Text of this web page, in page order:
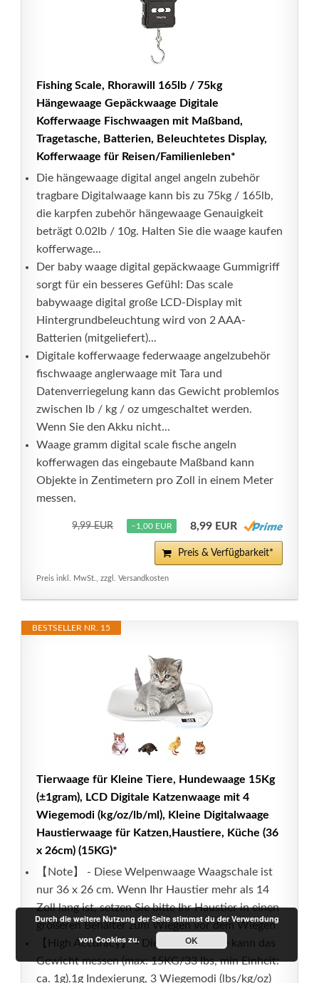
Fishing Scale, Rhorawill 165lb / 75kg
Hängewaage Gepäckwaage Digitale
Kofferwaage Fischwaagen mit Maßband,
Tragetasche, Batterien, Beleuchtetes Display,
Kofferwaage für Reisen/Familienleben*
Die hängewaage digital angel angeln zubehör
tragbare Digitalwaage kann bis zu 75kg / 165lb,
die karpfen zubehör hängewaage Genauigkeit
beträgt 0.02lb / 10g. Halten Sie die waage kaufen
kofferwage...
Der baby waage digital gepäckwaage Gummigriff
sorgt für ein besseres Gefühl: Das scale
babywaage digital große LCD-Display mit
Hintergrundbeleuchtung wird von 2 AAA-
Batterien (mitgeliefert)...
Digitale kofferwaage federwaage angelzubehör
fischwaage anglerwaage mit Tara und
Datenverriegelung kann das Gewicht problemlos
zwischen lb / kg / oz umgeschaltet werden.
Wenn Sie den Akku nicht...
Waage gramm digital scale fische angeln
kofferwagen das eingebaute Maßband kann
Objekte in Zentimetern pro Zoll in einem Meter
messen.
9,99 EUR −1,00 EUR 8,99 EUR
Preis & Verfügbarkeit*
Preis inkl. MwSt., zzgl. Versandkosten
BESTSELLER NR. 15
Tierwaage für Kleine Tiere, Hundewaage 15Kg
(±1gram), LCD Digitale Katzenwaage mit 4
Wiegemodi (kg/oz/lb/ml), Kleine Digitalwaage
Haustierwaage für Katzen,Haustiere, Küche (36
x 26cm) (15KG)*
【Note】 - Diese Welpenwaage Waagschale ist
nur 36 x 26 cm. Wenn Ihr Haustier mehr als 14
Zoll lang ist, setzen Sie bitte Ihr Haustier in einen
größeren Behälter zum Wiegen vor dem Wiegen
【High Accuracy】 - Die Katzenwaage kann das
Gewicht messen (max: 15KG/33 lbs, min Einheit:
ca. 1g).1g Indexierung, 3 Wiegemodi (lbs/kg/oz)
Durch die weitere Nutzung der Seite stimmst du der Verwendung
von Cookies zu.
OK